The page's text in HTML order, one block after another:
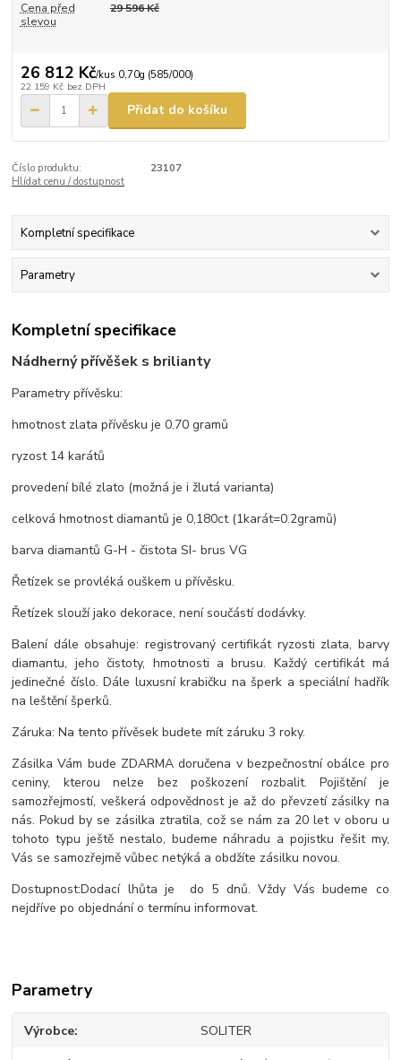
Cena před
slevou
29 596 Kč
26 812 Kč/kus 0,70g (585/000)
22 159 Kč bez DPH
Přidat do košíku
Číslo produktu:
23107
Hlídat cenu / dostupnost
Kompletní specifikace
Parametry
Kompletní specifikace
Nádherný přívěšek s brilianty
Parametry přívěsku:
hmotnost zlata přívěsku je 0.70 gramů
ryzost 14 karátů
provedení bílé zlato (možná je i žlutá varianta)
celková hmotnost diamantů je 0,180ct (1karát=0.2gramů)
barva diamantů G-H - čistota SI- brus VG
Řetízek se provléká ouškem u přívěsku.
Řetízek slouží jako dekorace, není součástí dodávky.
Balení dále obsahuje: registrovaný certifikát ryzosti zlata, barvy
diamantu, jeho čistoty, hmotnosti a brusu. Každý certifikát má
jedinečné číslo. Dále luxusní krabičku na šperk a speciální hadřík
na leštění šperků.
Záruka: Na tento přívěsek budete mít záruku 3 roky.
Zásilka Vám bude ZDARMA doručena v bezpečnostní obálce pro
ceniny, kterou nelze bez poškození rozbalit. Pojištění je
samozřejmostí, veškerá odpovědnost je až do převzetí zásilky na
nás. Pokud by se zásilka ztratila, což se nám za 20 let v oboru u
tohoto typu ještě nestalo, budeme náhradu a pojistku řešit my,
Vás se samozřejmě vůbec netýká a obdžíte zásilku novou.
Dostupnost:Dodací lhůta je do 5 dnů. Vždy Vás budeme co
nejdříve po objednání o termínu informovat.
Parametry
Výrobce SOLITER